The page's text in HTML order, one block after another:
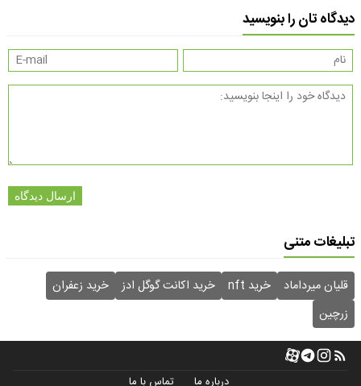
دیدگاه تان را بنویسید
ارسال دیدگاه
تبلیغات متنی
قلیان میرداماد خرید nft خرید اکانت گوگل ادز
خرید زعفران
زرچین
درباره ما تماس با ما